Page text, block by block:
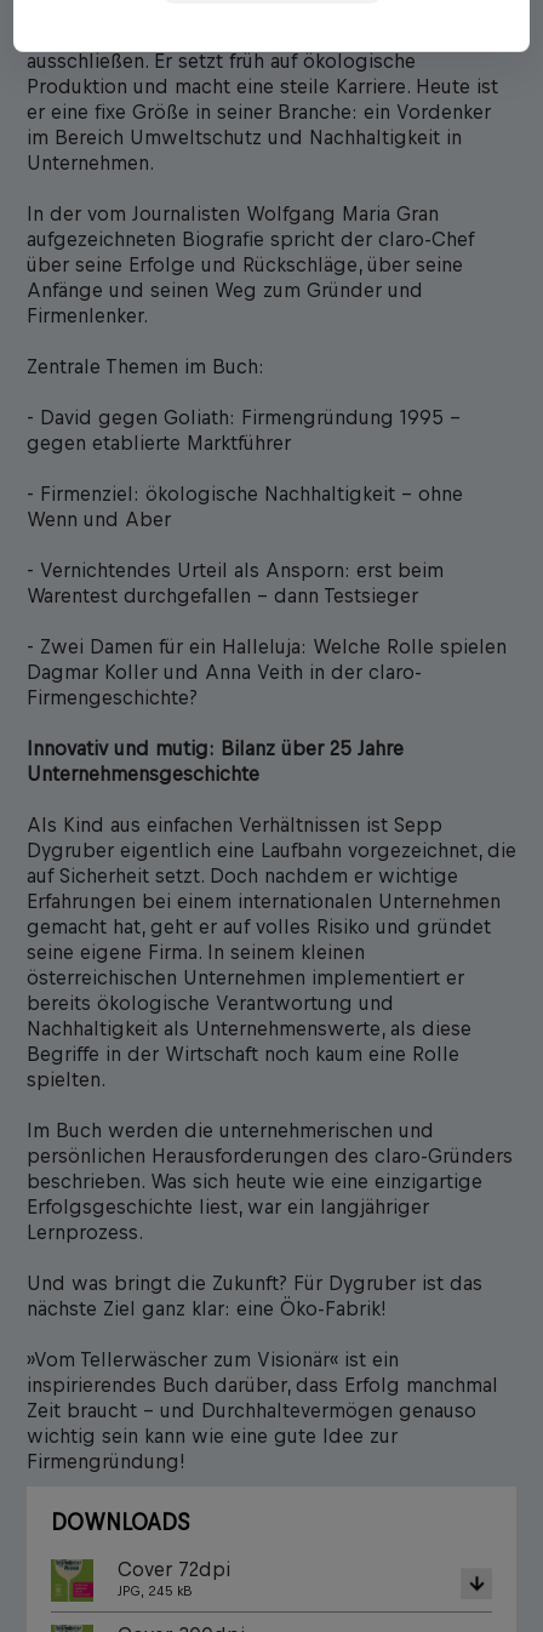
ausschließen. Er setzt früh auf ökologische
Produktion und macht eine steile Karriere. Heute ist
er eine fixe Größe in seiner Branche: ein Vordenker
im Bereich Umweltschutz und Nachhaltigkeit in
Unternehmen.
In der vom Journalisten Wolfgang Maria Gran
aufgezeichneten Biografie spricht der claro-Chef
über seine Erfolge und Rückschläge, über seine
Anfänge und seinen Weg zum Gründer und
Firmenlenker.
Zentrale Themen im Buch:
- David gegen Goliath: Firmengründung 1995 –
gegen etablierte Marktführer
- Firmenziel: ökologische Nachhaltigkeit – ohne
Wenn und Aber
- Vernichtendes Urteil als Ansporn: erst beim
Warentest durchgefallen – dann Testsieger
- Zwei Damen für ein Halleluja: Welche Rolle spielen
Dagmar Koller und Anna Veith in der claro-
Firmengeschichte?
Innovativ und mutig: Bilanz über 25 Jahre
Unternehmensgeschichte
Als Kind aus einfachen Verhältnissen ist Sepp
Dygruber eigentlich eine Laufbahn vorgezeichnet, die
auf Sicherheit setzt. Doch nachdem er wichtige
Erfahrungen bei einem internationalen Unternehmen
gemacht hat, geht er auf volles Risiko und gründet
seine eigene Firma. In seinem kleinen
österreichischen Unternehmen implementiert er
bereits ökologische Verantwortung und
Nachhaltigkeit als Unternehmenswerte, als diese
Begriffe in der Wirtschaft noch kaum eine Rolle
spielten.
Im Buch werden die unternehmerischen und
persönlichen Herausforderungen des claro-Gründers
beschrieben. Was sich heute wie eine einzigartige
Erfolgsgeschichte liest, war ein langjähriger
Lernprozess.
Und was bringt die Zukunft? Für Dygruber ist das
nächste Ziel ganz klar: eine Öko-Fabrik!
»Vom Tellerwäscher zum Visionär« ist ein
inspirierendes Buch darüber, dass Erfolg manchmal
Zeit braucht – und Durchhaltevermögen genauso
wichtig sein kann wie eine gute Idee zur
Firmengründung!
DOWNLOADS
Cover 72dpi
JPG, 245 kB